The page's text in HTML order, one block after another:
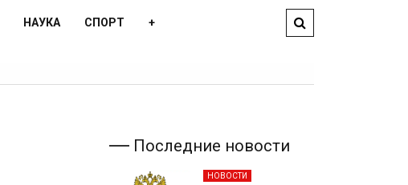
НАУКА СПОРТ +
Последние новости
НОВОСТИ